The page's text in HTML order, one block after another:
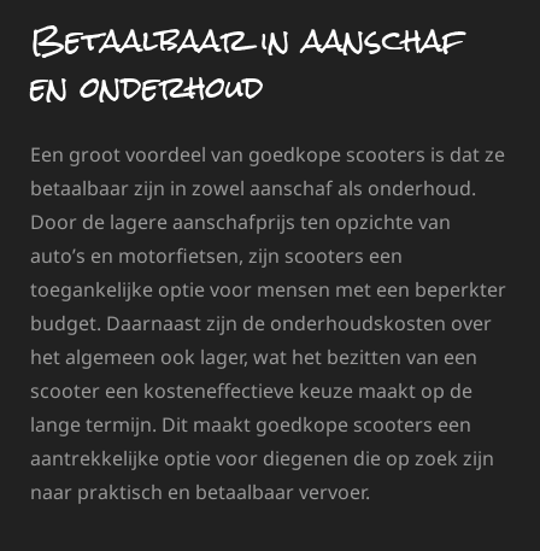
Betaalbaar in aanschaf
en onderhoud
Een groot voordeel van goedkope scooters is dat ze
betaalbaar zijn in zowel aanschaf als onderhoud.
Door de lagere aanschafprijs ten opzichte van
auto’s en motorfietsen, zijn scooters een
toegankelijke optie voor mensen met een beperkter
budget. Daarnaast zijn de onderhoudskosten over
het algemeen ook lager, wat het bezitten van een
scooter een kosteneffectieve keuze maakt op de
lange termijn. Dit maakt goedkope scooters een
aantrekkelijke optie voor diegenen die op zoek zijn
naar praktisch en betaalbaar vervoer.